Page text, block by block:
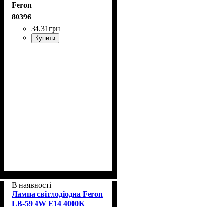
Feron
80396
34.31грн
Купити
В наявності
Лампа світлодіодна Feron
LB-59 4W E14 4000K